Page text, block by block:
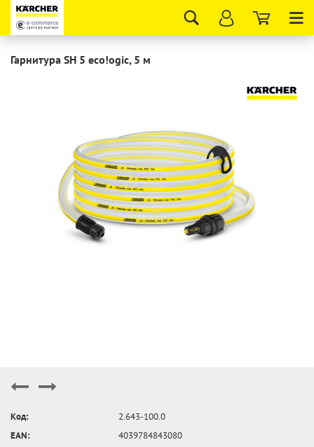
Гарнитура SH 5 eco!ogic, 5 м
Код:
2.643-100.0
EAN:
4039784843080